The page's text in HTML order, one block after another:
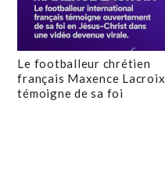
Le footballeur chrétien
français Maxence Lacroix
témoigne de sa foi